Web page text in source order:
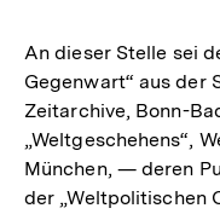
An dieser Stelle sei
Gegenwart“ aus der
Zeitarchive, Bonn-
„Weltgeschehens“,
München, — deren
der „Weltpolitischen